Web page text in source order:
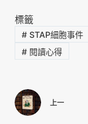
標籤
#STAP細胞事件
#閱讀心得
上一